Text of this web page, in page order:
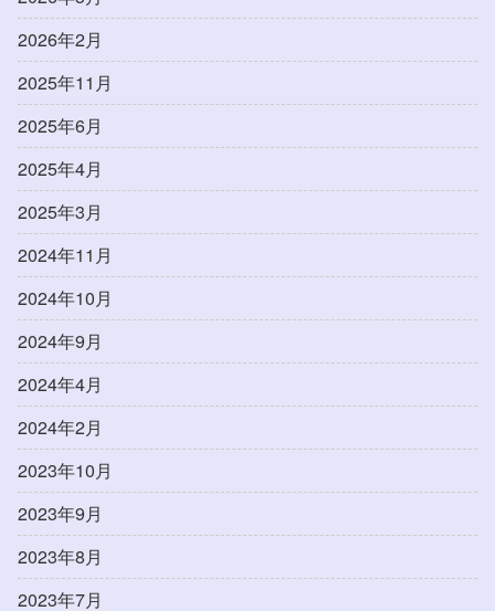
2026年2月
2025年11月
2025年6月
2025年4月
2025年3月
2024年11月
2024年10月
2024年9月
2024年4月
2024年2月
2023年10月
2023年9月
2023年8月
2023年7月